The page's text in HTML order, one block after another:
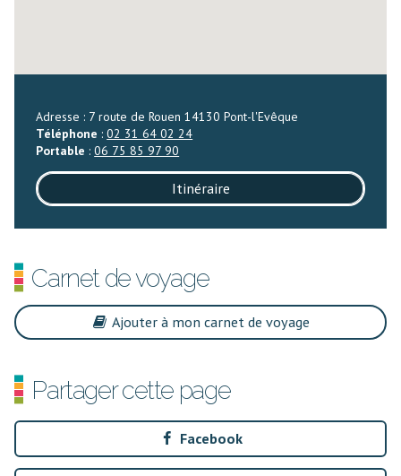
Adresse : 7 route de Rouen 14130 Pont-l'Evêque
Téléphone :02 31 64 02 24
Portable :06 75 85 97 90
Itinéraire
Carnet de voyage
Ajouter à mon carnet de voyage
Partager cette page
Facebook